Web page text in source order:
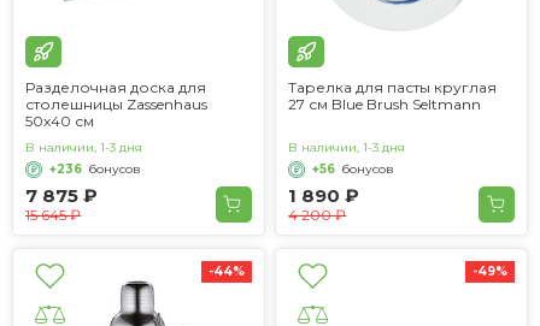
Разделочная доска для
столешницы Zassenhaus
50х40 см
7 875 ₽
15 645 ₽
В наличии, 1-3 дня
+236 бонусов
Тарелка для пасты круглая
27 см Blue Brush Seltmann
1 890 ₽
4 200 ₽
В наличии, 1-3 дня
+56 бонусов
-44% -49%